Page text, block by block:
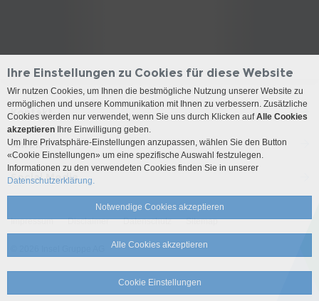
Kontakt
Anreise
Social Media
Impressum Disclaimer Datenschutz Sitemap
Ihre Einstellungen zu Cookies für diese Website
Wir nutzen Cookies, um Ihnen die bestmögliche Nutzung unserer Website zu
ermöglichen und unsere Kommunikation mit Ihnen zu verbessern. Zusätzliche
Cookies werden nur verwendet, wenn Sie uns durch Klicken aufAlle Cookies
akzeptieren Ihre Einwilligung geben.
Um Ihre Privatsphäre-Einstellungen anzupassen, wählen Sie den Button
«Cookie Einstellungen» um eine spezifische Auswahl festzulegen.
Informationen zu den verwendeten Cookies finden Sie in unserer
Datenschutzerklärung.
Notwendige Cookies akzeptieren
Alle Cookies akzeptieren
Cookie Einstellungen